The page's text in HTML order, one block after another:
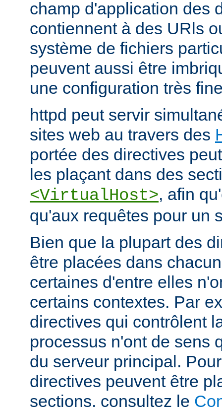
champ d'application des
contiennent à des URls
système de fichiers
peuvent aussi être
une configuration très
httpd peut servir
sites web au travers des
portée des directives
les plaçant dans des
<VirtualHost>, afin
qu'aux requêtes pour un
Bien que la plupart des
être placées dans
certaines d'entre elles
certains contextes. Par
directives qui contrôlent
processus n'ont de sens
du serveur principal.
directives peuvent être
sections, consultez le